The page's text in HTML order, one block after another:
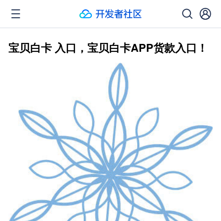
宝贝白卡 入口，宝贝白卡APP货款入口！